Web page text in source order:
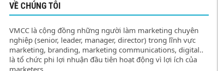
VỀ CHÚNG TÔI
VMCC là cộng đồng những người làm marketing chuyên
nghiệp (senior, leader, manager, director) trong lĩnh vực
marketing, branding, marketing communications, digital..
là tổ chức phi lợi nhuận đầu tiên hoạt động vì lợi ích của